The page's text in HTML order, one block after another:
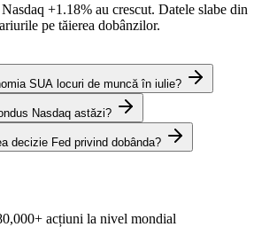
+1.18% au crescut. Datele slabe din
pe tăierea dobânzilor.
SUA locuri de muncă în iulie?
Nasdaq astăzi?
decizie Fed privind dobânda?
acțiuni la nivel mondial